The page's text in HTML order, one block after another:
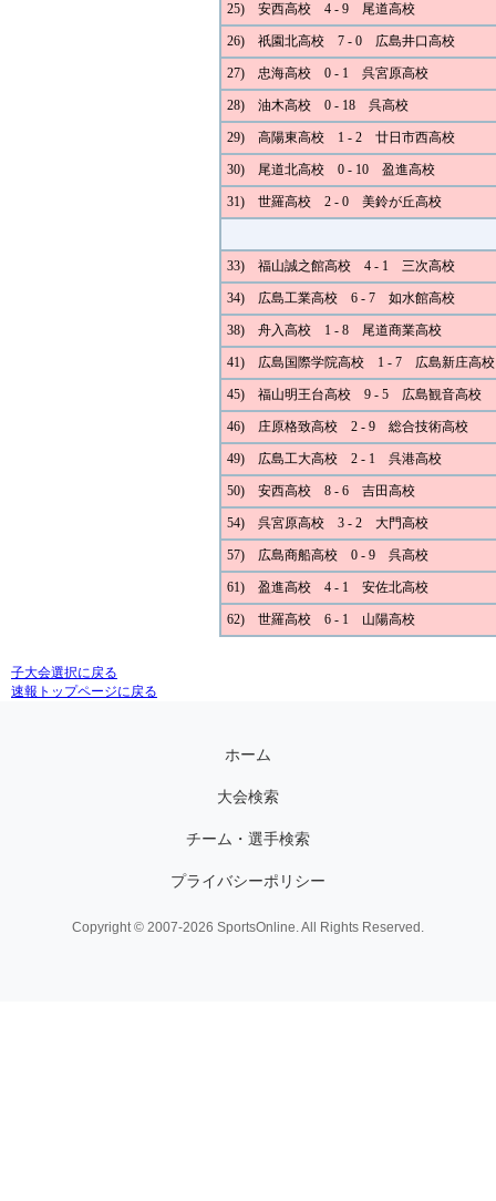
25) 安西高校 4 - 9 尾道高校
26) 祇園北高校 7 - 0 広島井口高校
27) 忠海高校 0 - 1 呉宮原高校
28) 油木高校 0 - 18 呉高校
29) 高陽東高校 1 - 2 廿日市西高校
30) 尾道北高校 0 - 10 盈進高校
31) 世羅高校 2 - 0 美鈴が丘高校
33) 福山誠之館高校 4 - 1 三次高校
34) 広島工業高校 6 - 7 如水館高校
38) 舟入高校 1 - 8 尾道商業高校
41) 広島国際学院高校 1 - 7 広島新庄高校
45) 福山明王台高校 9 - 5 広島観音高校
46) 庄原格致高校 2 - 9 総合技術高校
49) 広島工大高校 2 - 1 呉港高校
50) 安西高校 8 - 6 吉田高校
54) 呉宮原高校 3 - 2 大門高校
57) 広島商船高校 0 - 9 呉高校
61) 盈進高校 4 - 1 安佐北高校
62) 世羅高校 6 - 1 山陽高校
子大会選択に戻る
速報トップページに戻る
ホーム
大会検索
チーム・選手検索
プライバシーポリシー
Copyright © 2007-2026 SportsOnline. All Rights Reserved.